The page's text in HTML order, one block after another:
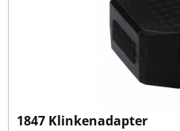
1847 Klinkenadapter